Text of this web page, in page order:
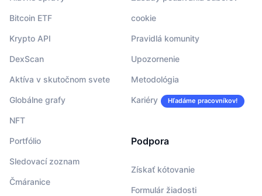
Bitcoin ETF
Krypto API
DexScan
Aktíva v skutočnom svete
Globálne grafy
NFT
Portfólio
Sledovací zoznam
Čmáranice
cookie
Pravidlá komunity
Upozornenie
Metodológia
Kariéry Hľadáme pracovníkov!
Podpora
Získať kótovanie
Formulár žiadosti